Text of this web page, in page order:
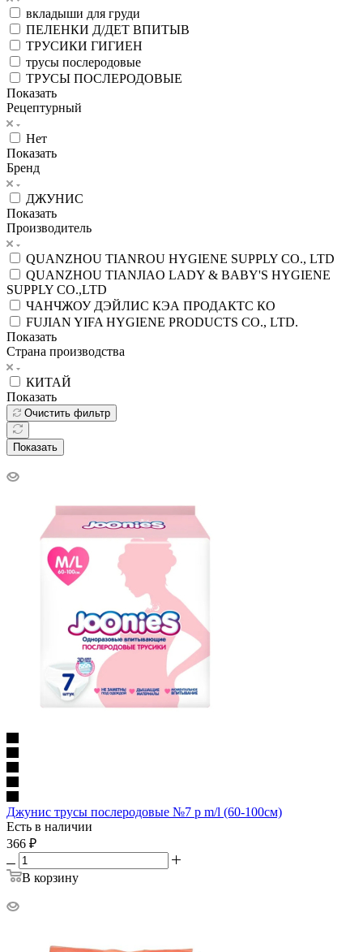
вкладыши для груди
ПЕЛЕНКИ Д/ДЕТ ВПИТЫВ
ТРУСИКИ ГИГИЕН
трусы послеродовые
ТРУСЫ ПОСЛЕРОДОВЫЕ
Показать
Рецептурный
Нет
Показать
Бренд
ДЖУНИС
Показать
Производитель
QUANZHOU TIANROU HYGIENE SUPPLY CO., LTD
QUANZHOU TIANJIAO LADY & BABY'S HYGIENE
SUPPLY CO.,LTD
ЧАНЧЖОУ ДЭЙЛИС КЭА ПРОДАКТС КО
FUJIAN YIFA HYGIENE PRODUCTS CO., LTD.
Показать
Страна производства
КИТАЙ
Показать
Очистить фильтр
Показать
Джунис трусы послеродовые №7 р m/l (60-100см)
Есть в наличии
366 ₽
В корзину